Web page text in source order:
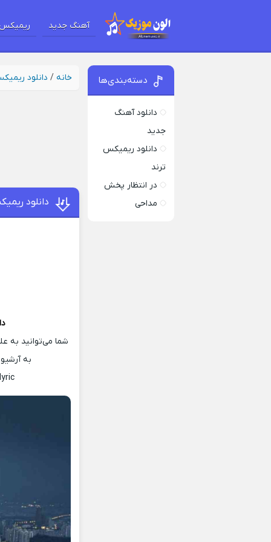
آهنگ جدید
خانه / دانلود
دانلود
شما می‌توانید به
به
دسته‌بندی‌ها
دانلود آهنگ
جدید
دانلود ریمیکس
ترند
در انتظار پخش
مداحی